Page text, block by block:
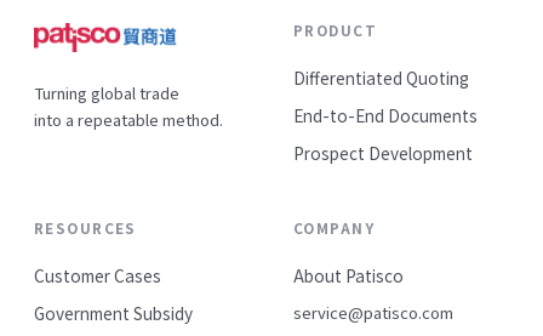
Turning global trade
into a repeatable method.
PRODUCT
Differentiated Quoting
End-to-End Documents
Prospect Development
RESOURCES
Customer Cases
Government Subsidy
COMPANY
About Patisco
service@patisco.com